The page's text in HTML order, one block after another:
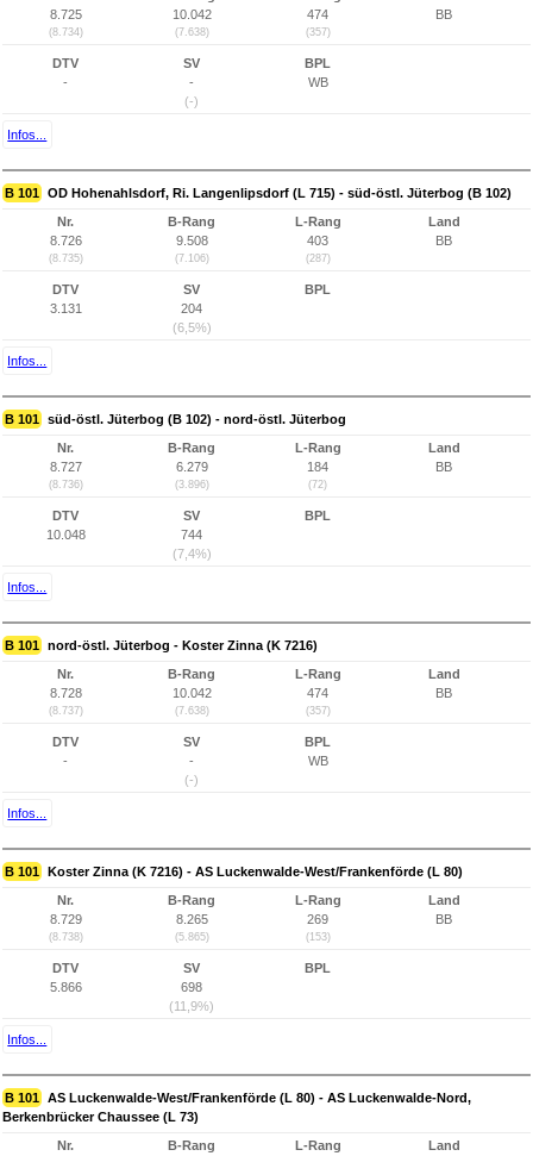
8.725
(8.734)
10.042
(7.638)
474
(357)
BB
DTV
-
SV
-
(-)
BPL
WB
Infos...
B 101 OD Hohenahlsdorf, Ri. Langenlipsdorf (L 715) - süd-östl. Jüterbog (B 102)
Nr.
8.726
(8.735)
B-Rang
9.508
(7.106)
L-Rang
403
(287)
Land
BB
DTV
3.131
SV
204
(6,5%)
BPL
Infos...
B 101 süd-östl. Jüterbog (B 102) - nord-östl. Jüterbog
Nr.
8.727
(8.736)
B-Rang
6.279
(3.896)
L-Rang
184
(72)
Land
BB
DTV
10.048
SV
744
(7,4%)
BPL
Infos...
B 101 nord-östl. Jüterbog - Koster Zinna (K 7216)
Nr.
8.728
(8.737)
B-Rang
10.042
(7.638)
L-Rang
474
(357)
Land
BB
DTV
-
SV
-
(-)
BPL
WB
Infos...
B 101 Koster Zinna (K 7216) - AS Luckenwalde-West/Frankenförde (L 80)
Nr.
8.729
(8.738)
B-Rang
8.265
(5.865)
L-Rang
269
(153)
Land
BB
DTV
5.866
SV
698
(11,9%)
BPL
Infos...
B 101 AS Luckenwalde-West/Frankenförde (L 80) - AS Luckenwalde-Nord,
Berkenbrücker Chaussee (L 73)
Nr.
B-Rang
L-Rang
Land